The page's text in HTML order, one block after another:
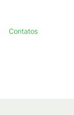
Contatos